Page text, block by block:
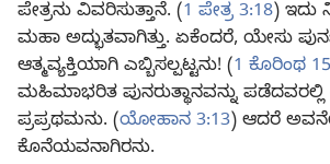
ಪೇತ್ರನು ವಿವರಿಸುತ್ತಾನೆ. (1 ಪೇತ್ರ 3:18) ಇದು
ಮಹಾ ಅದ್ಭುತವಾಗಿತ್ತು. ಏಕೆಂದರೆ, ಯೇಸು
ಆತ್ಮವ್ಯಕ್ತಿಯಾಗಿ ಎಬ್ಬಿಸಲ್ಪಟ್ಟನು! (1 ಕೊರಿಂಥ
ಮಹಿಮಾಭರಿತ ಪುನರುತ್ಥಾನವನ್ನು
ಪ್ರಪ್ರಥಮನು. (ಯೋಹಾನ 3:13) ಆದರೆ
ಕೊನೆಯವನಾಗಿರನು.